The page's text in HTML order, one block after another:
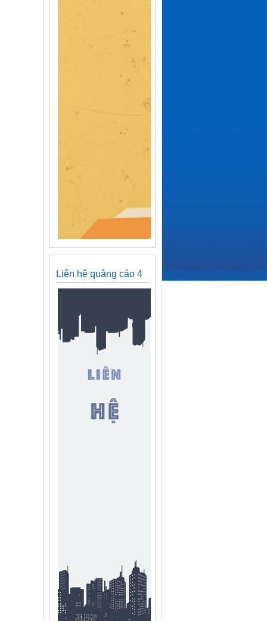
Liên hệ quảng cáo 4